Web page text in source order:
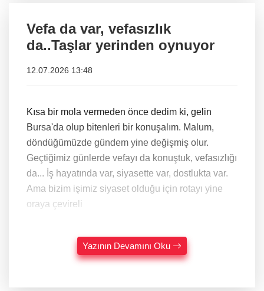
Vefa da var, vefasızlık
da..Taşlar yerinden oynuyor
12.07.2026 13:48
Kısa bir mola vermeden önce dedim ki, gelin
Bursa'da olup bitenleri bir konuşalım. Malum,
döndüğümüzde gündem yine değişmiş olur.
Geçtiğimiz günlerde vefayı da konuştuk, vefasızlığı
da... İş hayatında var, siyasette var, dostlukta var.
Ama bizim işimiz siyaset olduğu için rotayı yine
oraya çevireli
Yazının Devamını Oku